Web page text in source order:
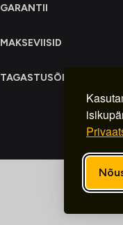
GARANTII
MAKSEVIISID
TAGASTUSÕIGUS